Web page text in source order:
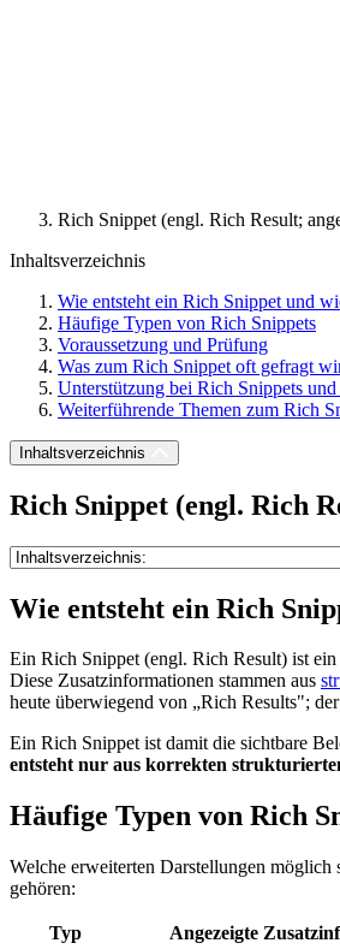
Rich Snippet (engl. Rich Result;
Inhaltsverzeichnis
Wie entsteht ein Rich Snippet und
Häufige Typen von Rich Snippets
Voraussetzung und Prüfung
Was zum Rich Snippet oft gefragt
Unterstützung bei Rich Snippets
Weiterführende Themen zum Rich
Inhaltsverzeichnis
Rich Snippet (engl. Rich
Wie entsteht ein Rich
Ein Rich Snippet (engl. Rich Result) ist ein
Diese Zusatzinformationen stammen aus
heute überwiegend von „Rich Results";
Ein Rich Snippet ist damit die sichtbare
entsteht nur aus korrekten
Häufige Typen von Rich
Welche erweiterten Darstellungen möglich
gehören:
Typ Angezeigte